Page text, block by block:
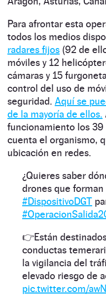
Para afrontar esta
todos los medios
radares fijos (92 de
móviles y 12
cámaras y 15
control del uso de
seguridad. Aquí se
de la mayoría de ellos.
funcionamiento los 39
cuenta el organismo,
ubicación en redes.
¿Quieres saber
drones que
#DispositivoDGT
👉Están
conductas
la vigilancia del
elevado riesgo de
pic.twitter.com/